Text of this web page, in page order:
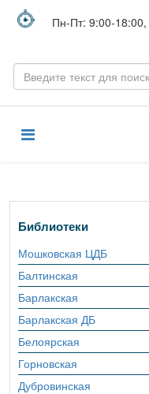
Пн-Пт: 9:00-
Библиотеки
Мошковская ЦДБ
Балтинская
Барлакская
Барлакская ДБ
Белоярская
Горновская
Дубровинская